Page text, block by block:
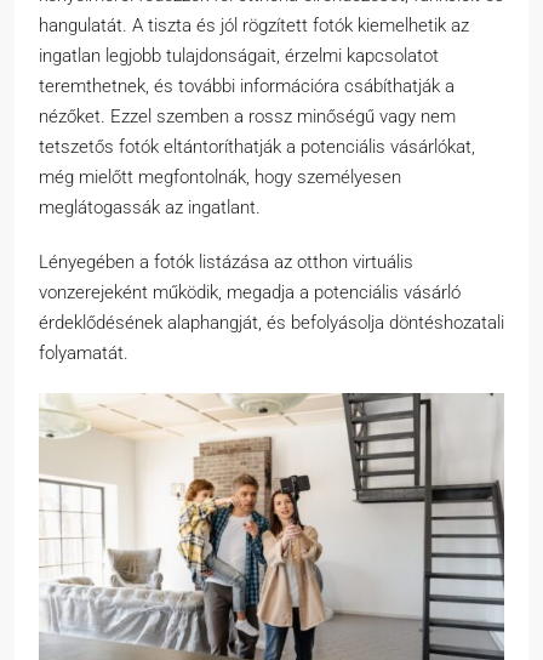
hangulatát. A tiszta és jól rögzített fotók kiemelhetik az
ingatlan legjobb tulajdonságait, érzelmi kapcsolatot
teremthetnek, és további információra csábíthatják a
nézőket. Ezzel szemben a rossz minőségű vagy nem
tetszetős fotók eltántoríthatják a potenciális vásárlókat,
még mielőtt megfontolnák, hogy személyesen
meglátogassák az ingatlant.
Lényegében a fotók listázása az otthon virtuális
vonzerejeként működik, megadja a potenciális vásárló
érdeklődésének alaphangját, és befolyásolja döntéshozatali
folyamatát.